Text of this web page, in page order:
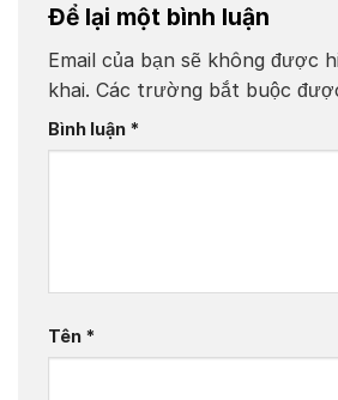
Để lại một bình luận
Email của bạn sẽ không được
khai. Các trường bắt buộc
Bình luận *
Tên *